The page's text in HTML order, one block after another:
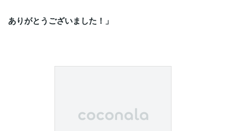
ありがとうございました！」